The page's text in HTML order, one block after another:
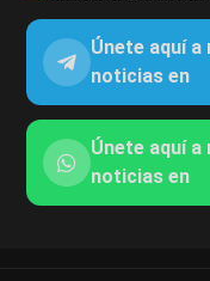
Únete aquí
noticias en
Únete aquí
noticias en